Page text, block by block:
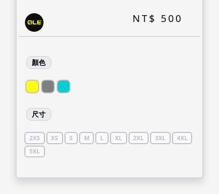
NT$ 500
顏色
尺寸
2XS XS S M L XL 2XL 3XL
4XL
5XL